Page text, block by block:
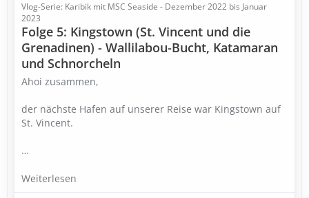
Vlog-Serie: Karibik mit MSC Seaside - Dezember 2022 bis Januar
2023
Folge 5: Kingstown (St. Vincent und die
Grenadinen) - Wallilabou-Bucht, Katamaran
und Schnorcheln
Ahoi zusammen,
der nächste Hafen auf unserer Reise war Kingstown auf
St. Vincent.
…
Weiterlesen